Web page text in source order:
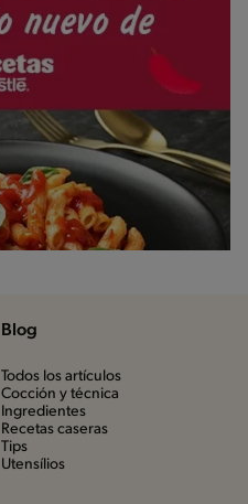
Blog
Todos los artículos
Cocción y técnica
Ingredientes
Recetas caseras
Tips
Utensílios